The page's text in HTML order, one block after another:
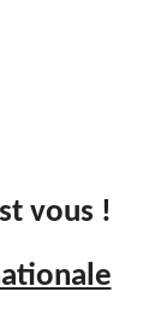
vous !